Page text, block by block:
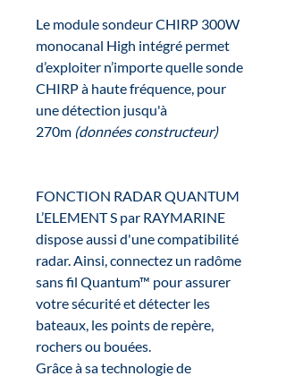
Le module sondeur CHIRP 300W
monocanal High intégré permet
d’exploiter n’importe quelle sonde
CHIRP à haute fréquence, pour
une détection jusqu'à
270m (données constructeur)
FONCTION RADAR QUANTUM
L’ELEMENT S par RAYMARINE
dispose aussi d'une compatibilité
radar. Ainsi, connectez un radôme
sans fil Quantum™ pour assurer
votre sécurité et détecter les
bateaux, les points de repère,
rochers ou bouées.
Grâce à sa technologie de